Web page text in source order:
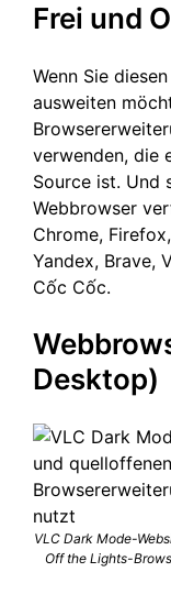
Frei und
Wenn Sie
ausweiten
verwenden, die
Source ist. Und
Webbrowser
Chrome,
Yandex, Brave,
Cốc Cốc.
Desktop)
VLC Dark Mode-
Off the Lights-